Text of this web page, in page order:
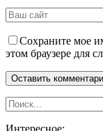
Сохраните мое
этом браузере для
Интересное: